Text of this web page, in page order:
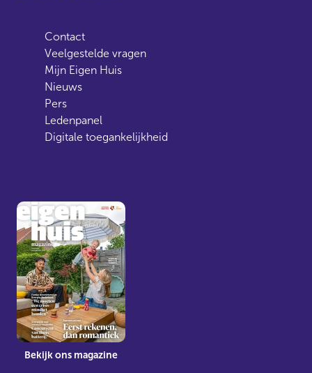
Contact
Veelgestelde vragen
Mijn Eigen Huis
Nieuws
Pers
Ledenpanel
Digitale toegankelijkheid
Bekijk ons magazine